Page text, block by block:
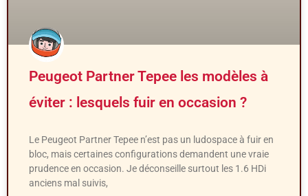
Peugeot Partner Tepee les modèles à
éviter : lesquels fuir en occasion ?
Le Peugeot Partner Tepee n’est pas un ludospace à fuir en
bloc, mais certaines configurations demandent une vraie
prudence en occasion. Je déconseille surtout les 1.6 HDi
anciens mal suivis,